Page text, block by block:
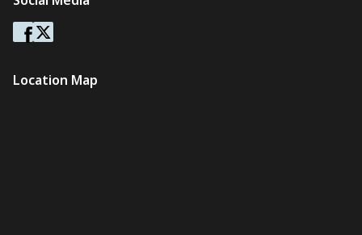
Location Map